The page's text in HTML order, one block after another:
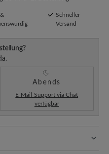
Schneller
Versand
Abends
E-Mail-Support via Chat
verfügbar